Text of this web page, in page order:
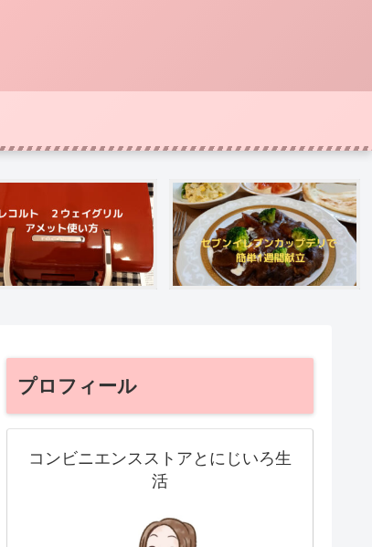
プロフィール
コンビニエンスストアとにじいろ生
活